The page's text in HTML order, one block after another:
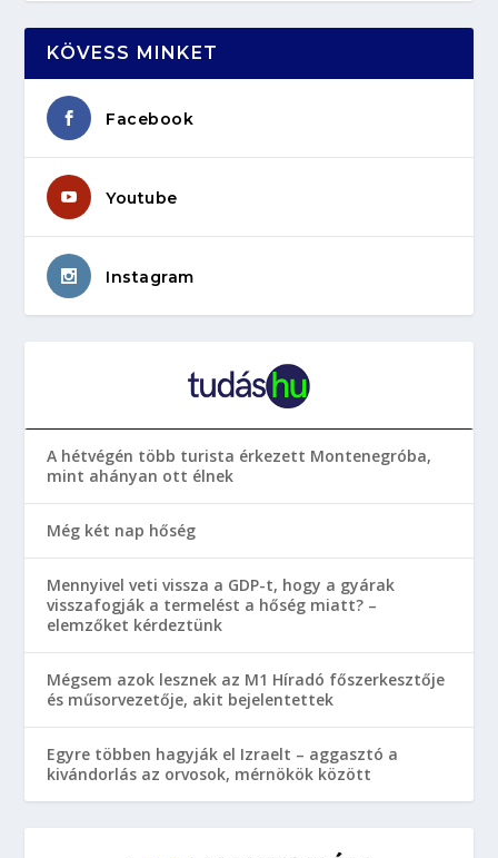
KÖVESS MINKET
Facebook
Youtube
Instagram
A hétvégén több turista érkezett Montenegróba,
mint ahányan ott élnek
Még két nap hőség
Mennyivel veti vissza a GDP-t, hogy a gyárak
visszafogják a termelést a hőség miatt? –
elemzőket kérdeztünk
Mégsem azok lesznek az M1 Híradó főszerkesztője
és műsorvezetője, akit bejelentettek
Egyre többen hagyják el Izraelt – aggasztó a
kivándorlás az orvosok, mérnökök között